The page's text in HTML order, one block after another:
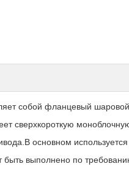
собой фланцевый
сверхкороткую
основном
выполнено по